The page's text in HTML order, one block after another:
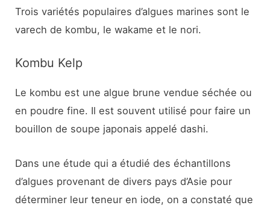
Trois variétés populaires d’algues marines sont le
varech de kombu, le wakame et le nori.
Kombu Kelp
Le kombu est une algue brune vendue séchée ou
en poudre fine. Il est souvent utilisé pour faire un
bouillon de soupe japonais appelé dashi.
Dans une étude qui a étudié des échantillons
d’algues provenant de divers pays d’Asie pour
déterminer leur teneur en iode, on a constaté que